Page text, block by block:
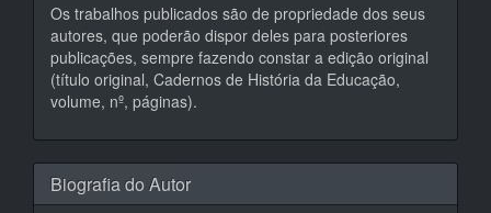
Os trabalhos publicados são de propriedade dos seus
autores, que poderão dispor deles para posteriores
publicações, sempre fazendo constar a edição original
(título original, Cadernos de História da Educação,
volume, nº, páginas).
Biografia do Autor